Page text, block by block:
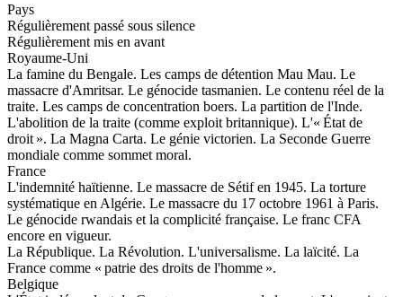
Pays
Régulièrement passé sous silence
Régulièrement mis en avant
Royaume-Uni
La famine du Bengale. Les camps de détention Mau Mau. Le
massacre d'Amritsar. Le génocide tasmanien. Le contenu réel de la
traite. Les camps de concentration boers. La partition de l'Inde.
L'abolition de la traite (comme exploit britannique). L'« État de
droit ». La Magna Carta. Le génie victorien. La Seconde Guerre
mondiale comme sommet moral.
France
L'indemnité haïtienne. Le massacre de Sétif en 1945. La torture
systématique en Algérie. Le massacre du 17 octobre 1961 à Paris.
Le génocide rwandais et la complicité française. Le franc CFA
encore en vigueur.
La République. La Révolution. L'universalisme. La laïcité. La
France comme « patrie des droits de l'homme ».
Belgique